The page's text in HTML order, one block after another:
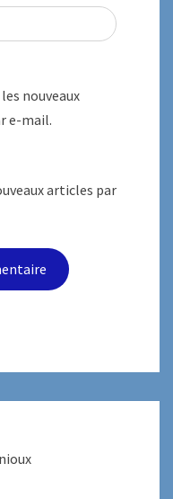
nouveaux
e-mail.
articles par